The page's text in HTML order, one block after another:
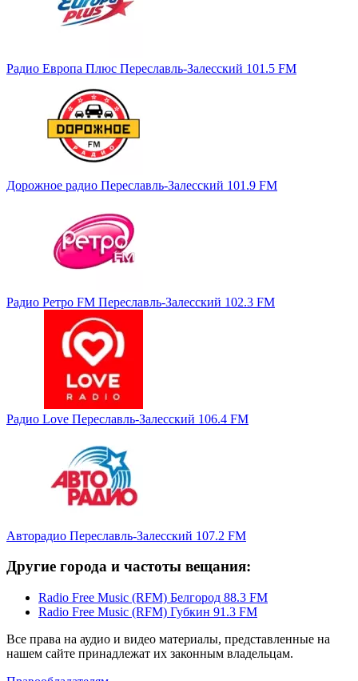
Радио Европа Плюс Переславль-Залесский 101.5 FM
Дорожное радио Переславль-Залесский 101.9 FM
Радио Ретро FM Переславль-Залесский 102.3 FM
Радио Love Переславль-Залесский 106.4 FM
Авторадио Переславль-Залесский 107.2 FM
Другие города и частоты вещания:
Radio Free Music (RFM) Белгород 88.3 FM
Radio Free Music (RFM) Губкин 91.3 FM
Все права на аудио и видео материалы, представленные на
нашем сайте принадлежат их законным владельцам.